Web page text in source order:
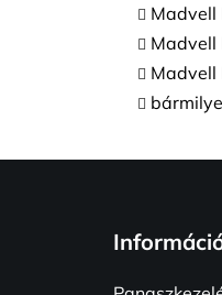
Madvell
Madvell
Madvell